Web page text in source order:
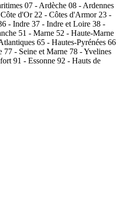
07 - Ardèche 08 - Ardennes
d'Or 22 - Côtes d'Armor 23 -
- Indre 37 - Indre et Loire 38 -
51 - Marne 52 - Haute-Marne
65 - Hautes-Pyrénées 66
77 - Seine et Marne 78 - Yvelines
91 - Essonne 92 - Hauts de